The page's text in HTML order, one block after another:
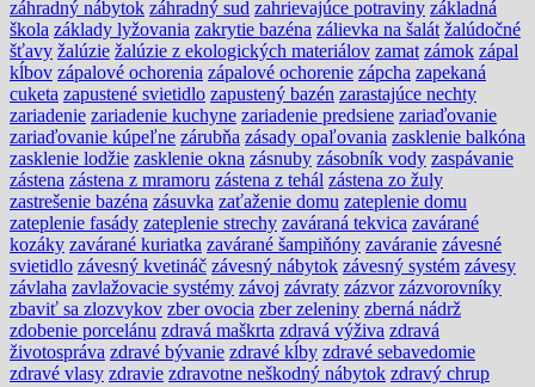
záhradný nábytok záhradný sud zahrievajúce potraviny základná
škola základy lyžovania zakrytie bazéna zálievka na šalát žalúdočné
šťavy žalúzie žalúzie z ekologických materiálov zamat zámok zápal
kĺbov zápalové ochorenia zápalové ochorenie zápcha zapekaná
cuketa zapustené svietidlo zapustený bazén zarastajúce nechty
zariadenie zariadenie kuchyne zariadenie predsiene zariaďovanie
zariaďovanie kúpeľne zárubňa zásady opaľovania zasklenie balkóna
zasklenie lodžie zasklenie okna zásnuby zásobník vody zaspávanie
zástena zástena z mramoru zástena z tehál zástena zo žuly
zastrešenie bazéna zásuvka zaťaženie domu zateplenie domu
zateplenie fasády zateplenie strechy zaváraná tekvica zavárané
kozáky zavárané kuriatka zavárané šampiňóny zaváranie závesné
svietidlo závesný kvetináč závesný nábytok závesný systém závesy
závlaha zavlažovacie systémy závoj závraty zázvor zázvorovníky
zbaviť sa zlozvykov zber ovocia zber zeleniny zberná nádrž
zdobenie porcelánu zdravá maškrta zdravá výživa zdravá
životospráva zdravé bývanie zdravé kĺby zdravé sebavedomie
zdravé vlasy zdravie zdravotne neškodný nábytok zdravý chrup